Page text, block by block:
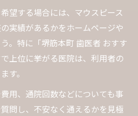
スピース治療を選ぶポイント
したマウスピースの種類と特
治療に強い歯医者の見分け方
でマウスピース満足度が決
ら歯医者を探す賢い方法
望する場合には、マウスピース
実績があるかをホームページや
。特に「堺筋本町 歯医者 おすす
上位に挙がる医院は、利用者の
す。
用、通院回数などについても事
問し、不安なく通えるかを見極